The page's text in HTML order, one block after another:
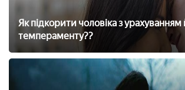
Як підкорити чоловіка з урахуванням
темпераменту??